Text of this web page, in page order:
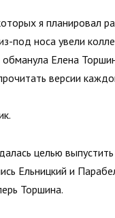
я планировал
под носа увели
обманула Елена
версии
целью
Ельницкий и
Торшина.